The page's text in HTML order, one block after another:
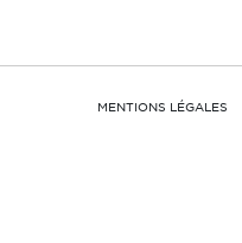
MENTIONS LÉGALES